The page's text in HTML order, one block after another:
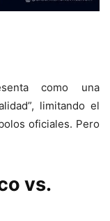
como una
limitando el
oficiales. Pero
vs.